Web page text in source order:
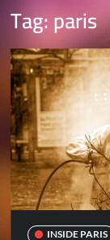
Tag:paris
INSIDE PARIS